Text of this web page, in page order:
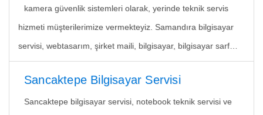
kamera güvenlik sistemleri olarak, yerinde teknik servis
hizmeti müşterilerimize vermekteyiz. Samandıra bilgisayar
servisi, webtasarım, şirket maili, bilgisayar, bilgisayar sarf…
Sancaktepe Bilgisayar Servisi
Sancaktepe bilgisayar servisi, notebook teknik servisi ve